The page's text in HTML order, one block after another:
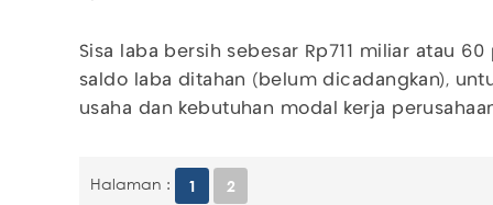
Sisa laba bersih sebesar Rp711 miliar atau
saldo laba ditahan (belum dicadangkan),
usaha dan kebutuhan modal kerja
Halaman : 1 2